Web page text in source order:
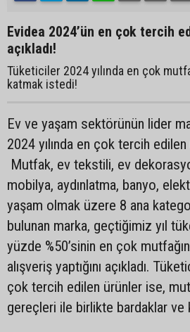
Evidea 2024’ün en çok tercih
açıkladı!
Tüketiciler 2024 yılında en çok
katmak istedi!
Ev ve yaşam sektörünün lider
2024 yılında en çok tercih
Mutfak, ev tekstili, ev
mobilya, aydınlatma, banyo,
yaşam olmak üzere 8 ana
bulunan marka, geçtiğimiz yıl
yüzde %50’sinin en çok
alışveriş yaptığını açıkladı.
çok tercih edilen ürünler ise,
gereçleri ile birlikte bardaklar ve